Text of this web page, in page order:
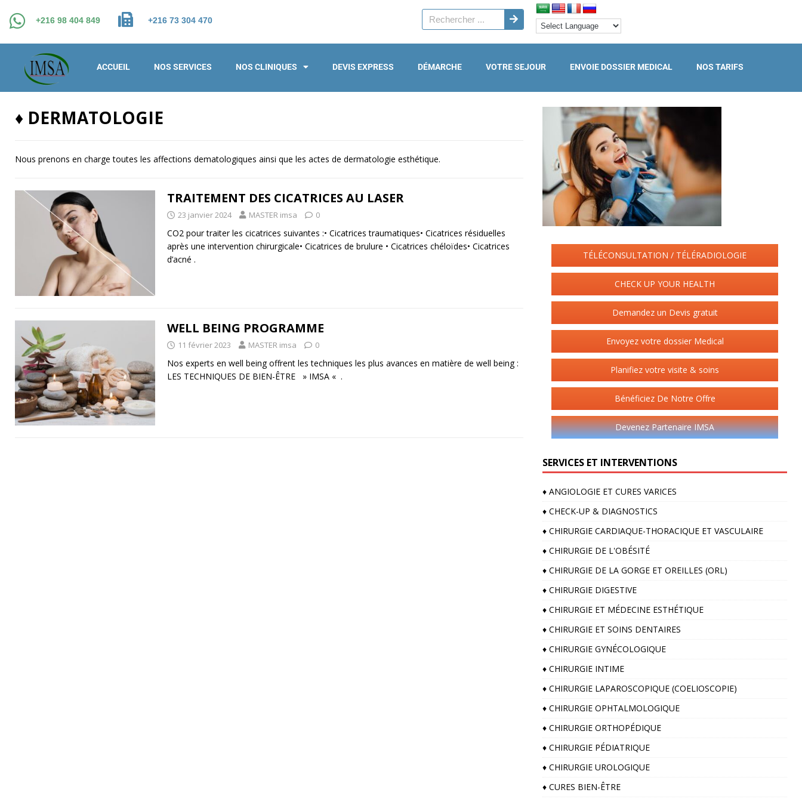
+216 98 404 849 +216 73 304 470
ACCUEIL NOS SERVICES NOS CLINIQUES DEVIS EXPRESS DÉMARCHE VOTRE SEJOUR ENVOIE DOSSIER MEDICAL NOS TARIFS
♦️ DERMATOLOGIE
Nous prenons en charge toutes les affections dematologiques ainsi que les actes de dermatologie esthétique.
TRAITEMENT DES CICATRICES AU LASER
23 janvier 2024 MASTER imsa 0
CO2 pour traiter les cicatrices suivantes :• Cicatrices traumatiques• Cicatrices résiduelles
après une intervention chirurgicale• Cicatrices de brulure • Cicatrices chéloïdes• Cicatrices
d’acné .
WELL BEING PROGRAMME
11 février 2023 MASTER imsa 0
Nos experts en well being offrent les techniques les plus avances en matière de well being :
LES TECHNIQUES DE BIEN-ÊTRE » IMSA « .
TÉLÉCONSULTATION / TÉLÉRADIOLOGIE
CHECK UP YOUR HEALTH
Demandez un Devis gratuit
Envoyez votre dossier Medical
Planifiez votre visite & soins
Bénéficiez De Notre Offre
Devenez Partenaire IMSA
SERVICES ET INTERVENTIONS
♦️ ANGIOLOGIE ET CURES VARICES
♦️ CHECK-UP & DIAGNOSTICS
♦️ CHIRURGIE CARDIAQUE-THORACIQUE ET VASCULAIRE
♦️ CHIRURGIE DE L'OBÉSITÉ
♦️ CHIRURGIE DE LA GORGE ET OREILLES (ORL)
♦️ CHIRURGIE DIGESTIVE
♦️ CHIRURGIE ET MÉDECINE ESTHÉTIQUE
♦️ CHIRURGIE ET SOINS DENTAIRES
♦️ CHIRURGIE GYNÉCOLOGIQUE
♦️ CHIRURGIE INTIME
♦️ CHIRURGIE LAPAROSCOPIQUE (COELIOSCOPIE)
♦️ CHIRURGIE OPHTALMOLOGIQUE
♦️ CHIRURGIE ORTHOPÉDIQUE
♦️ CHIRURGIE PÉDIATRIQUE
♦️ CHIRURGIE UROLOGIQUE
♦️ CURES BIEN-ÊTRE